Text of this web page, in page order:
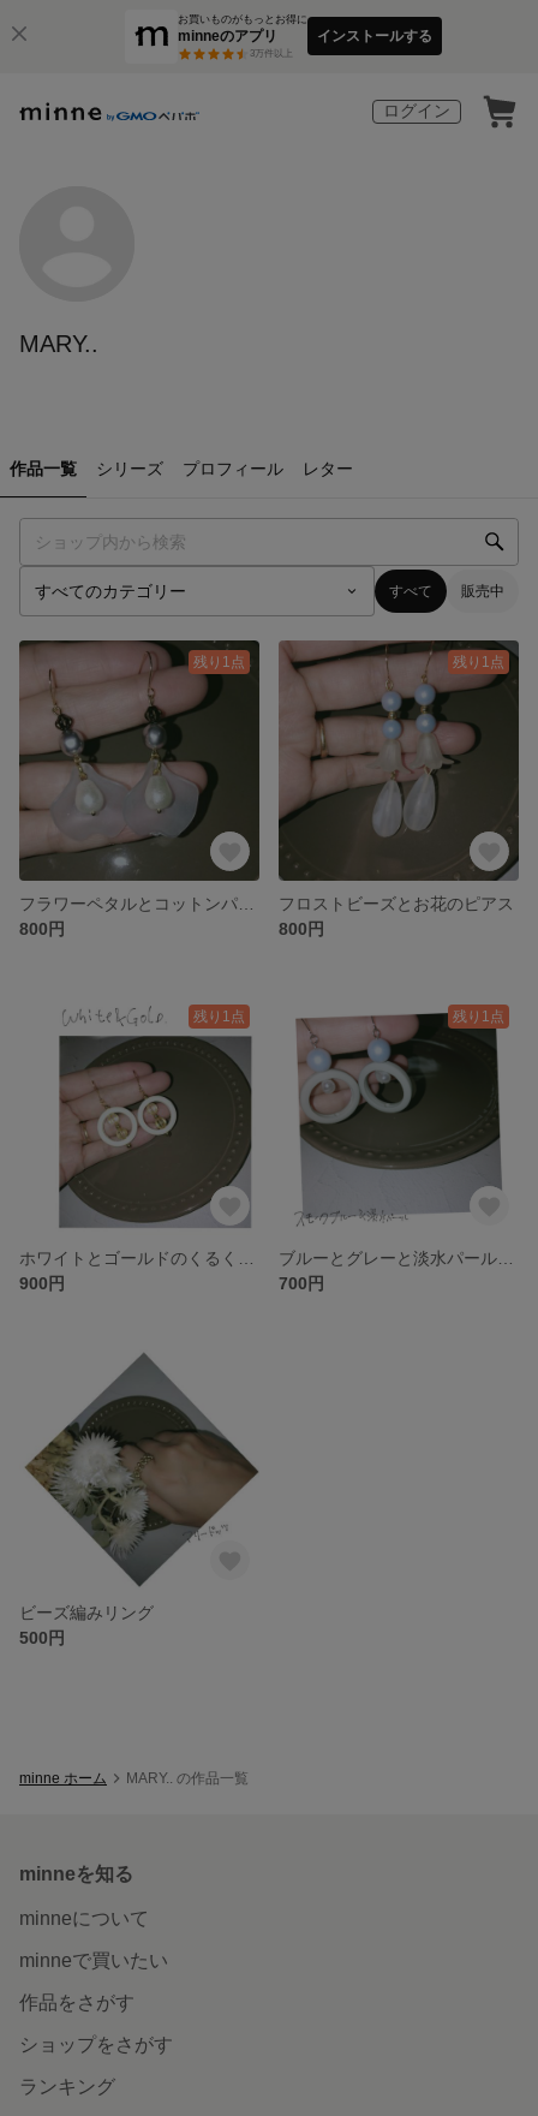
お買いものがもっとお得に
minneのアプリ
3万件以上
インストールする
ログイン
MARY..
作品一覧 シリーズ プロフィール レター
すべて 販売中
残り1点
800円
残り1点
フロストビーズとお花のピアス
800円
残り1点
900円
残り1点
700円
ビーズ編みリング
500円
minne ホーム MARY.. の作品一覧
minneを知る
minneについて
minneで買いたい
作品をさがす
ショップをさがす
ランキング